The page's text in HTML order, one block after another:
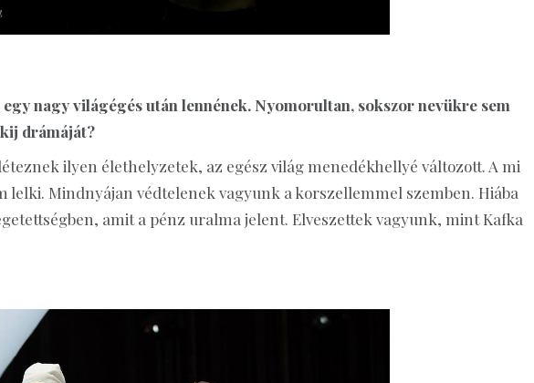
nagy világégés után lennének. Nyomorultan, sokszor nevükre sem
drámáját?
ilyen élethelyzetek, az egész világ menedékhellyé változott. A mi
lelki. Mindnyájan védtelenek vagyunk a korszellemmel szemben. Hiába
amit a pénz uralma jelent. Elveszettek vagyunk, mint Kafka